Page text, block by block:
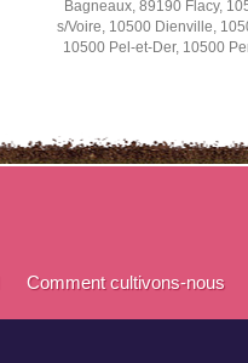
Bagneaux, 89190 Flacy,
s/Voire, 10500 Dienville,
10500 Pel-et-Der, 10500
Comment cultivons-nous